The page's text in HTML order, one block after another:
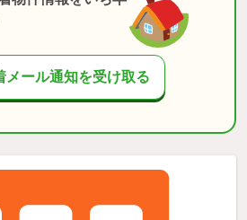
メール通知を受け取る